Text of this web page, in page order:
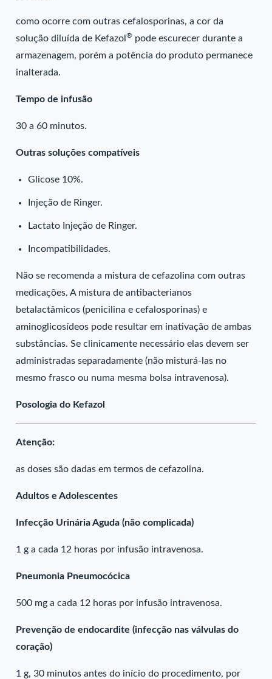
como ocorre com outras cefalosporinas, a cor da
solução diluída de Kefazol® pode escurecer durante a
armazenagem, porém a potência do produto permanece
inalterada.
Tempo de infusão
30 a 60 minutos.
Outras soluções compatíveis
Glicose 10%.
Injeção de Ringer.
Lactato Injeção de Ringer.
Incompatibilidades.
Não se recomenda a mistura de cefazolina com outras
medicações. A mistura de antibacterianos
betalactâmicos (penicilina e cefalosporinas) e
aminoglicosídeos pode resultar em inativação de ambas
substâncias. Se clinicamente necessário elas devem ser
administradas separadamente (não misturá-las no
mesmo frasco ou numa mesma bolsa intravenosa).
Posologia do Kefazol
Atenção:
as doses são dadas em termos de cefazolina.
Adultos e Adolescentes
Infecção Urinária Aguda (não complicada)
1 g a cada 12 horas por infusão intravenosa.
Pneumonia Pneumocócica
500 mg a cada 12 horas por infusão intravenosa.
Prevenção de endocardite (infecção nas válvulas do
coração)
1 g, 30 minutos antes do início do procedimento, por